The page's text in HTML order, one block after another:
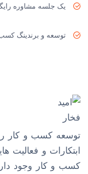
یک جلسه مشاوره
توسعه و برندینگ کسب
توسعه کسب و کار
ابتکارات و فعالیت
کسب و کار وجود